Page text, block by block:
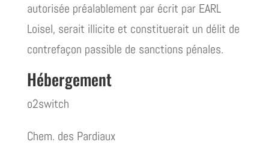
autorisée préalablement par écrit par EARL
Loisel, serait illicite et constituerait un délit de
contrefaçon passible de sanctions pénales.
Hébergement
o2switch
Chem. des Pardiaux